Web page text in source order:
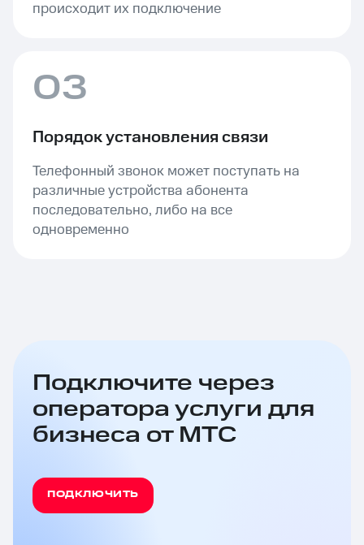
происходит их подключение
03
Порядок установления связи
Телефонный звонок может поступать на
различные устройства абонента
последовательно, либо на все
одновременно
Подключите через
оператора услуги для
бизнеса от МТС
ПОДКЛЮЧИТЬ